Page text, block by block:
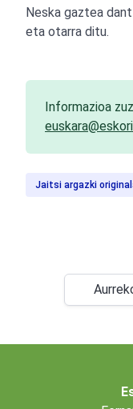
Neska gaztea
eta otarra ditu.
Informazioa
Jaitsi argazki